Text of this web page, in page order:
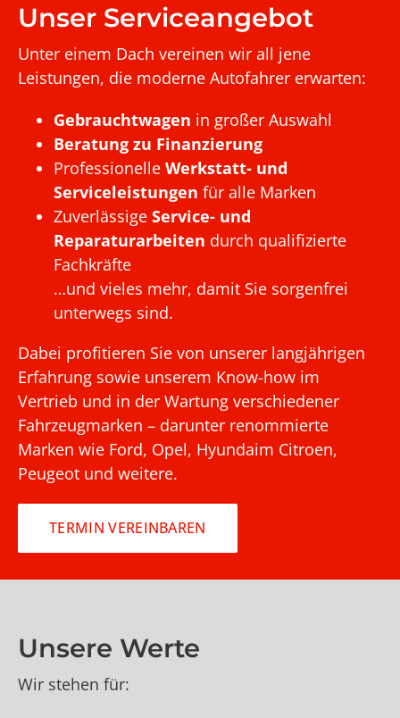
Unser Serviceangebot
Unter einem Dach vereinen wir all jene
Leistungen, die moderne Autofahrer erwarten:
Gebrauchtwagen in großer Auswahl
Beratung zu Finanzierung
ProfessionelleWerkstatt- und
Serviceleistungen für alle Marken
Zuverlässige Service- und
Reparaturarbeiten durch qualifizierte
Fachkräfte
…und vieles mehr, damit Sie sorgenfrei
unterwegs sind.
Dabei profitieren Sie von unserer langjährigen
Erfahrung sowie unserem Know-how im
Vertrieb und in der Wartung verschiedener
Fahrzeugmarken – darunter renommierte
Marken wie Ford, Opel, Hyundaim Citroen,
Peugeot und weitere.
TERMIN VEREINBAREN
Unsere Werte
Wir stehen für: